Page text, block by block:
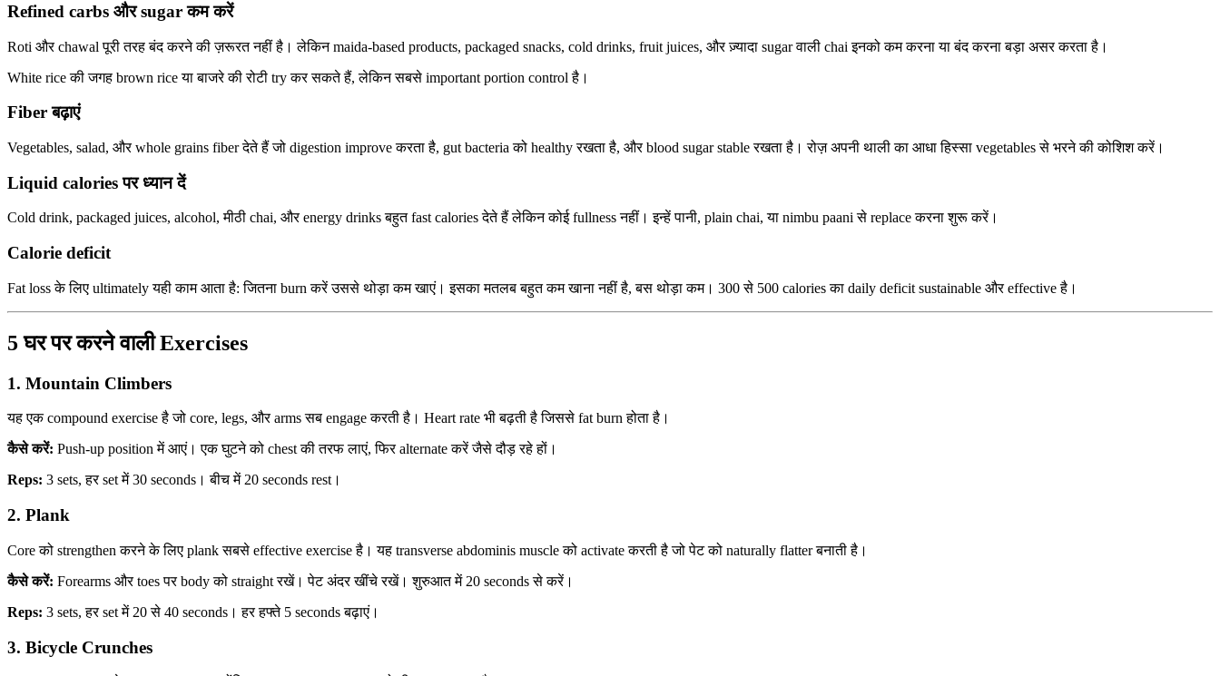
Refined carbs और sugar कम करें
Roti और chawal पूरी तरह बंद करने की ज़रूरत नहीं है। लेकिन maida-based products, packaged snacks, cold drinks, fruit juices, और ज़्यादा sugar वाली chai इनको कम करना या बंद करना बड़ा असर करता है।
White rice की जगह brown rice या बाजरे की रोटी try कर सकते हैं, लेकिन सबसे important portion control है।
Fiber बढ़ाएं
Vegetables, salad, और whole grains fiber देते हैं जो digestion improve करता है, gut bacteria को healthy रखता है, और blood sugar stable रखता है। रोज़ अपनी थाली का आधा हिस्सा vegetables से भरने की कोशिश करें।
Liquid calories पर ध्यान दें
Cold drink, packaged juices, alcohol, मीठी chai, और energy drinks बहुत fast calories देते हैं लेकिन कोई fullness नहीं। इन्हें पानी, plain chai, या nimbu paani से replace करना शुरू करें।
Calorie deficit
Fat loss के लिए ultimately यही काम आता है: जितना burn करें उससे थोड़ा कम खाएं। इसका मतलब बहुत कम खाना नहीं है, बस थोड़ा कम। 300 से 500 calories का daily deficit sustainable और effective है।
5 घर पर करने वाली Exercises
1. Mountain Climbers
यह एक compound exercise है जो core, legs, और arms सब engage करती है। Heart rate भी बढ़ती है जिससे fat burn होता है।
कैसे करें: Push-up position में आएं। एक घुटने को chest की तरफ लाएं, फिर alternate करें जैसे दौड़ रहे हों।
Reps: 3 sets, हर set में 30 seconds। बीच में 20 seconds rest।
2. Plank
Core को strengthen करने के लिए plank सबसे effective exercise है। यह transverse abdominis muscle को activate करती है जो पेट को naturally flatter बनाती है।
कैसे करें: Forearms और toes पर body को straight रखें। पेट अंदर खींचे रखें। शुरुआत में 20 seconds से करें।
Reps: 3 sets, हर set में 20 से 40 seconds। हर हफ्ते 5 seconds बढ़ाएं।
3. Bicycle Crunches